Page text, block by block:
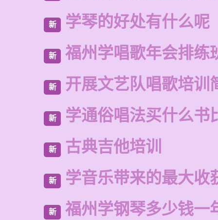
新 学琴的好处有什么呢
新 福州学唱歌年会排练
新 开展文艺队唱歌培训
新 学通俗唱法买什么书
新 古典吉他培训
新 学音乐带来的最大收
新 福州学钢琴多少钱一